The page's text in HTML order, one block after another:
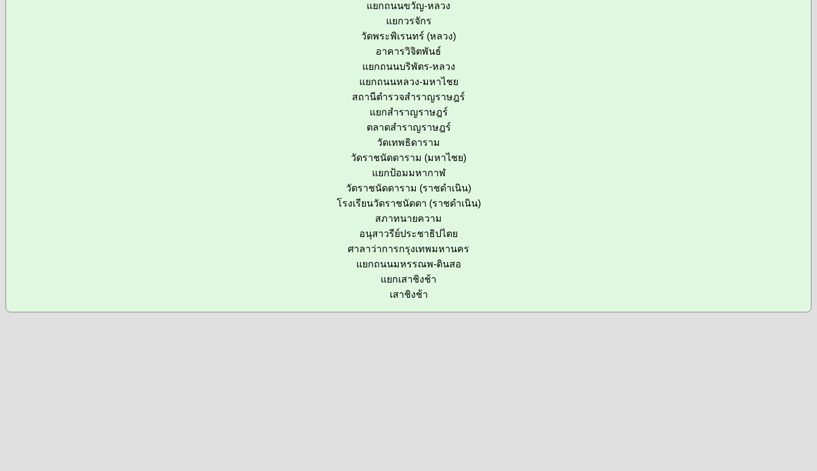
แยกถนนขวัญ-หลวง
แยกวรจักร
วัดพระพิเรนทร์ (หลวง)
อาคารวิจิตพันธ์
แยกถนนบริพัตร-หลวง
แยกถนนหลวง-มหาไชย
สถานีตำรวจสำราญราษฎร์
แยกสำราญราษฎร์
ตลาดสำราญราษฎร์
วัดเทพธิดาราม
วัดราชนัดดาราม (มหาไชย)
แยกป้อมมหากาฬ
วัดราชนัดดาราม (ราชดำเนิน)
โรงเรียนวัดราชนัดดา (ราชดำเนิน)
สภาทนายความ
อนุสาวรีย์ประชาธิปไตย
ศาลาว่าการกรุงเทพมหานคร
แยกถนนมหรรณพ-ดินสอ
แยกเสาชิงช้า
เสาชิงช้า